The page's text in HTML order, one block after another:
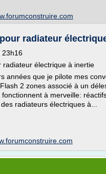
radiateur
23h16
radiateur électrique à inertie
années que je pilote mes
2 zones associé à un
à merveille:
radiateurs électriques à...